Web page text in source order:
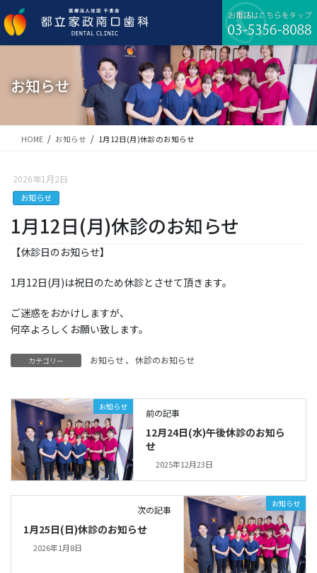
ン
テ
ビ
ゲ
移
お知らせ
HOME お知らせ 1月12日(月)休診のお知らせ
2026年1月2日
お知らせ
1月12日(月)休診のお知らせ
【休診日のお知らせ】
1月12日(月)は祝日のため休診とさせて頂きます。
ご迷惑をおかけしますが、
何卒よろしくお願い致します。
カテゴリー お知らせ、 休診のお知らせ
お知らせ
前の記事
12月24日(水)午後休診のお知ら
せ
2025年12月23日
お知らせ
次の記事
1月25日(日)休診のお知らせ
2026年1月8日